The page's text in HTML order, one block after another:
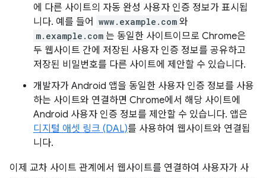
에 다른 사이트의 자동 완성 사용자 인증 정보가 표시됩
니다. 예를 들어 www.example.com 와
m.example.com 는 동일한 사이트이므로 Chrome은
두 웹사이트 간에 저장된 사용자 인증 정보를 공유하고
저장된 비밀번호를 다른 사이트에 제안할 수 있습니다.
개발자가 Android 앱을 동일한 사용자 인증 정보를 사용
하는 사이트와 연결하면 Chrome에서 해당 사이트에
Android 사용자 인증 정보를 제안할 수 있습니다. 앱은
디지털 애셋 링크 (DAL)를 사용하여 웹사이트와 연결됩
니다.
이제 교차 사이트 관계에서 웹사이트를 연결하여 사용자가 사